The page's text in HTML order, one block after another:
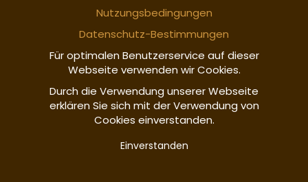
Nutzungsbedingungen
Datenschutz-Bestimmungen
Für optimalen Benutzerservice auf dieser
Webseite verwenden wir Cookies.
Durch die Verwendung unserer Webseite
erklären Sie sich mit der Verwendung von
Cookies einverstanden.
Einverstanden